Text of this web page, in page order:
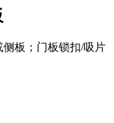
板；门板锁扣/吸片